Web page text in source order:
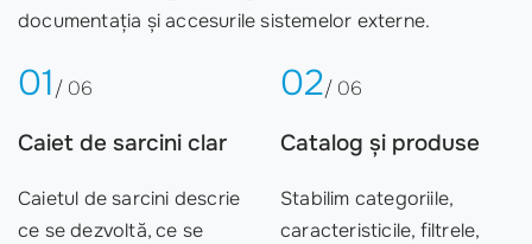
documentația și accesurile sistemelor externe.
01/ 06
Caiet de sarcini clar
Caietul de sarcini descrie
ce se dezvoltă, ce se
02/ 06
Catalog și produse
Stabilim categoriile,
caracteristicile, filtrele,